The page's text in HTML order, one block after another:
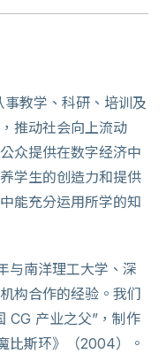
教学、科研、培训及
推动社会向上流动
众提供在数字经济中
学生的创造力和提供
能充分运用所学的知
与南洋理工大学、深
构合作的经验。我们
CG 产业之父”，制作
比斯环》（2004）。